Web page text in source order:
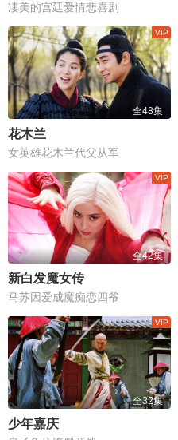
凄美的宫廷爱情悲喜剧
全48集
花木兰
女英雄花木兰代父从军
全42集
新白发魔女传
马苏因爱成魔痴恋四爷
全32集
少年嘉庆